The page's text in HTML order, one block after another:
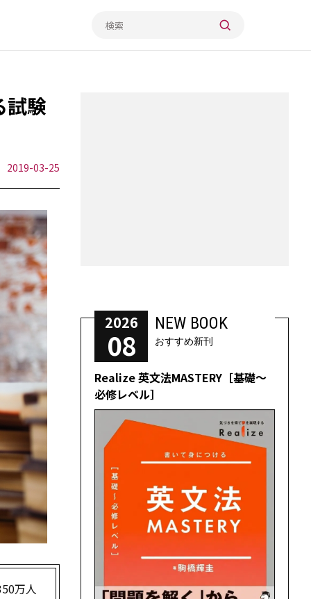
試験
2019-03-25
万人
2026
08
NEW BOOK
おすすめ新刊
Realize 英文法MASTERY［基礎～
必修レベル］